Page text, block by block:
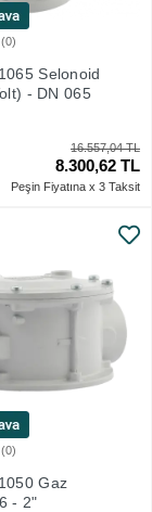
(0)
Selonoid
- DN 065
16.557,04 TL
8.300,62 TL
Peşin Fiyatına x 3 Taksit
(0)
Gaz
- 2"